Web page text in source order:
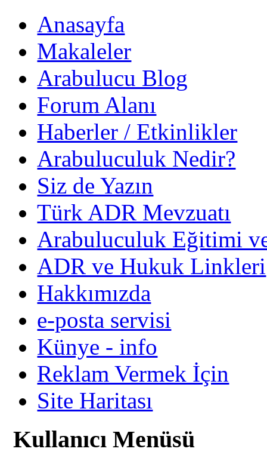
Anasayfa
Makaleler
Arabulucu Blog
Forum Alanı
Haberler / Etkinlikler
Arabuluculuk Nedir?
Siz de Yazın
Türk ADR Mevzuatı
Arabuluculuk Eğitimi
ADR ve Hukuk Linkleri
Hakkımızda
e-posta servisi
Künye - info
Reklam Vermek İçin
Site Haritası
Kullanıcı Menüsü